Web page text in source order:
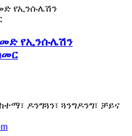
የኢንሱሌሽን
ዶንግጓን፣ ጓንግዶንግ፣ ቻይና